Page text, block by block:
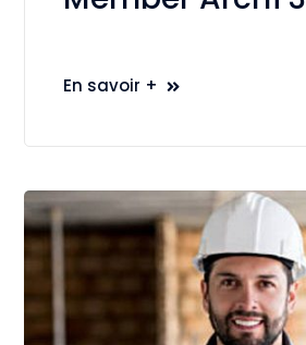
En savoir +